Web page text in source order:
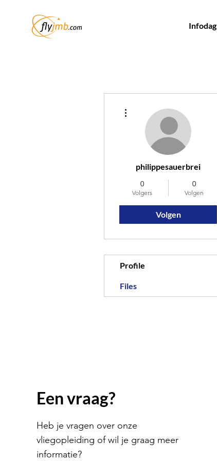
Infodag
philippesauerbrei
0
Volgers
0
Volgen
Volgen
Profile
Files
Een vraag?
Heb je vragen over onze
vliegopleiding of wil je graag meer
informatie?